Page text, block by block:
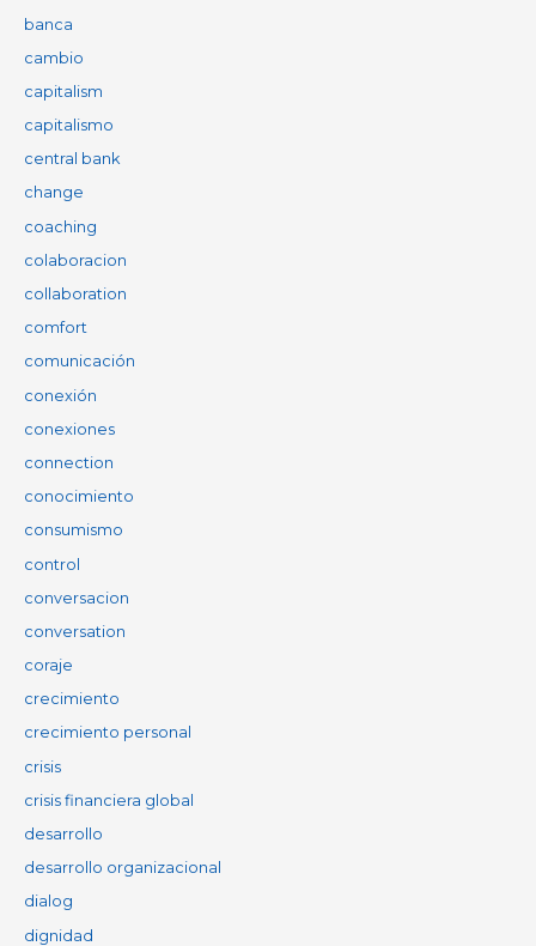
banca
cambio
capitalism
capitalismo
central bank
change
coaching
colaboracion
collaboration
comfort
comunicación
conexión
conexiones
connection
conocimiento
consumismo
control
conversacion
conversation
coraje
crecimiento
crecimiento personal
crisis
crisis financiera global
desarrollo
desarrollo organizacional
dialog
dignidad